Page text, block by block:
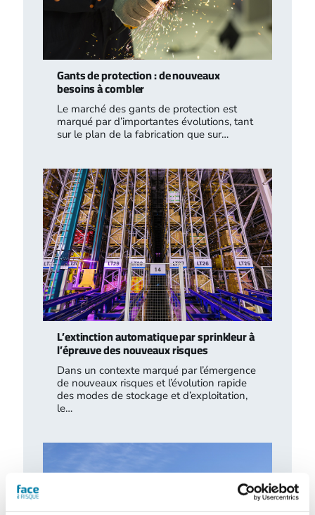
Gants de protection : de nouveaux
besoins à combler
Le marché des gants de protection est
marqué par d’importantes évolutions, tant
sur le plan de la fabrication que sur…
L’extinction automatique par sprinkleur à
l’épreuve des nouveaux risques
Dans un contexte marqué par l’émergence
de nouveaux risques et l’évolution rapide
des modes de stockage et d’exploitation,
le…